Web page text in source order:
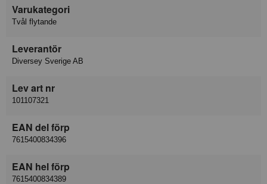
Varukategori
Tvål flytande
Leverantör
Diversey Sverige AB
Lev art nr
101107321
EAN del förp
7615400834396
EAN hel förp
7615400834389